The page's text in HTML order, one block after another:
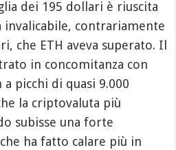
dei 195 dollari è riuscita
invalicabile, contrariamente
che ETH aveva superato. Il
in concomitanza con
picchi di quasi 9.000
la criptovaluta più
subisse una forte
ha fatto calare più in